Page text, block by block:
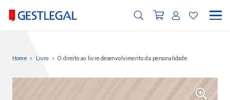
Home › Livro › O direito ao livre desenvolvimento da personalidade